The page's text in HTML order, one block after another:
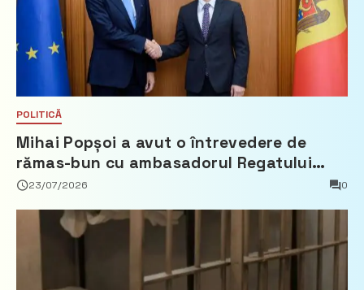
POLITICĂ
Mihai Popșoi a avut o întrevedere de
rămas-bun cu ambasadorul Regatului
Țărilor de Jos, Fred Duijn
23/07/2026 0